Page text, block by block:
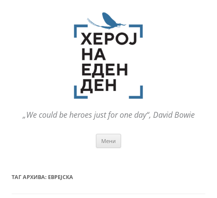
„We could be heroes just for one day“, David Bowie
Мени
ТАГ АРХИВА: ЕВРЕЈСКА